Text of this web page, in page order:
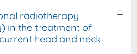
radiotherapy
in the treatment of
head and neck